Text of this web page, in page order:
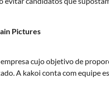
Pictures
cujo objetivo de
A kakoi conta com equipe